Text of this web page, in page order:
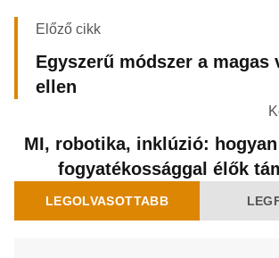
Előző cikk
Egyszerű módszer a magas
ellen
MI, robotika, inklúzió:
fogyatékossággal élők
LEGOLVASOTTABB